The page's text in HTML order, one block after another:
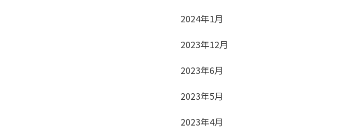
2024年1月
2023年12月
2023年6月
2023年5月
2023年4月